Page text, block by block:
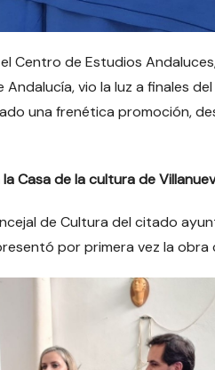
Centro de Estudios
vio la luz a finales
una frenética promoción,
Casa de la cultura de
de Cultura del citado
por primera vez la